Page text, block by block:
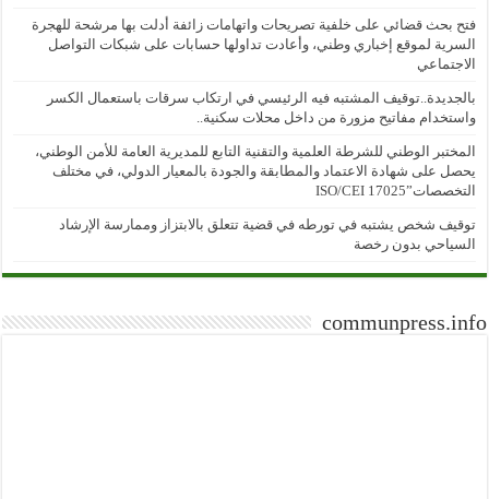
فتح بحث قضائي على خلفية تصريحات واتهامات زائفة أدلت بها مرشحة للهجرة
السرية لموقع إخباري وطني، وأعادت تداولها حسابات على شبكات التواصل
الاجتماعي
بالجديدة..توقيف المشتبه فيه الرئيسي في ارتكاب سرقات باستعمال الكسر
واستخدام مفاتيح مزورة من داخل محلات سكنية..
المختبر الوطني للشرطة العلمية والتقنية التابع للمديرية العامة للأمن الوطني،
يحصل على شهادة الاعتماد والمطابقة والجودة بالمعيار الدولي، في مختلف
التخصصات”ISO/CEI 17025
توقيف شخص يشتبه في تورطه في قضية تتعلق بالابتزاز وممارسة الإرشاد
السياحي بدون رخصة
communpress.info